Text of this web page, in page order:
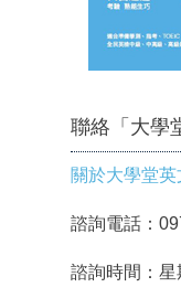
聯絡「大學
關於大學堂英
諮詢電話：
諮詢時間：